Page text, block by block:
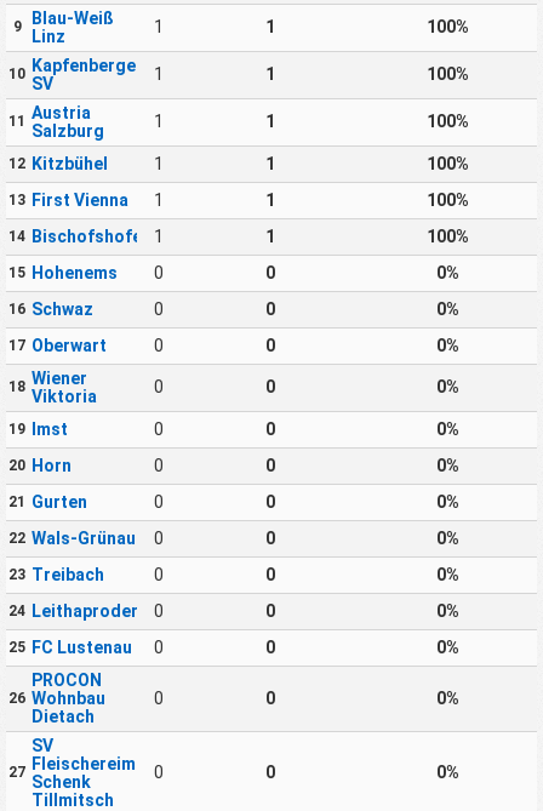
9
Blau-Weiß
Linz
1 1 100%
10 Kapfenberger
SV
1 1 100%
11 Austria
Salzburg
1 1 100%
12 Kitzbühel 1 1 100%
13 First Vienna 1 1 100%
14 Bischofshofen 1 1 100%
15 Hohenems 0 0 0%
16 Schwaz 0 0 0%
17 Oberwart 0 0 0%
18 Wiener
Viktoria
0 0 0%
19 Imst 0 0 0%
20 Horn 0 0 0%
21 Gurten 0 0 0%
22 Wals-Grünau 0 0 0%
23 Treibach 0 0 0%
24 Leithaprodersdorf
0 0 0%
25 FC Lustenau 0 0 0%
26
PROCON
Wohnbau
Dietach
0 0 0%
27
SV
Fleischereimaschinen
Schenk
Tillmitsch
0 0 0%